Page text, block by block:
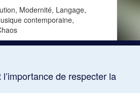
Modernité, Langage,
contemporaine,
l’importance de respecter la